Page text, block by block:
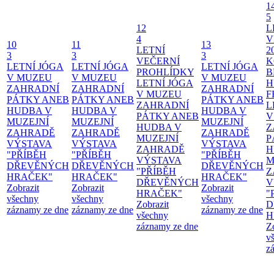
10
3
LETNÍ JÓGA
V MUZEU
ZAHRADNÍ
PÁTKY ANEB
HUDBA V
MUZEJNÍ
ZAHRADĚ
VÝSTAVA
"PŘÍBĚH
DŘEVĚNÝCH
HRAČEK"
Zobrazit
všechny
záznamy ze dne
11
3
LETNÍ JÓGA
V MUZEU
ZAHRADNÍ
PÁTKY ANEB
HUDBA V
MUZEJNÍ
ZAHRADĚ
VÝSTAVA
"PŘÍBĚH
DŘEVĚNÝCH
HRAČEK"
Zobrazit
všechny
záznamy ze dne
12
4
LETNÍ
VEČERNÍ
PROHLÍDKY
LETNÍ JÓGA
V MUZEU
ZAHRADNÍ
PÁTKY ANEB
HUDBA V
MUZEJNÍ
ZAHRADĚ
VÝSTAVA
"PŘÍBĚH
DŘEVĚNÝCH
HRAČEK"
Zobrazit
všechny
záznamy ze dne
13
3
LETNÍ JÓGA
V MUZEU
ZAHRADNÍ
PÁTKY ANEB
HUDBA V
MUZEJNÍ
ZAHRADĚ
VÝSTAVA
"PŘÍBĚH
DŘEVĚNÝCH
HRAČEK"
Zobrazit
všechny
záznamy ze dne
5